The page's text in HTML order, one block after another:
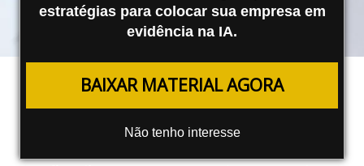
estratégias para colocar sua empresa em
evidência na IA.
BAIXAR MATERIAL AGORA
Não tenho interesse
Como Acompanhar o ROI de
Campanhas Online